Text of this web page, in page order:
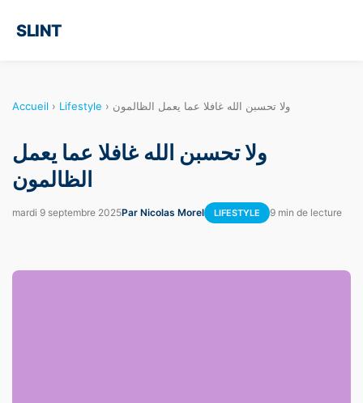
SLINT
Accueil › Lifestyle › ولا تحسبن الله غافلا عما يعمل الظالمون
ولا تحسبن الله غافلا عما يعمل
الظالمون
mardi 9 septembre 2025Par Nicolas Morel LIFESTYLE 9 min de lecture